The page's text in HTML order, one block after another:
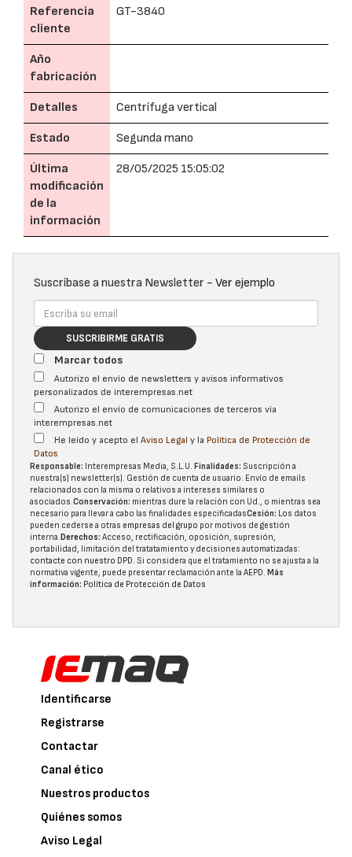
Referencia
cliente
GT-3840
Año
fabricación
Detalles Centrífuga vertical
Estado Segunda mano
Última
modificación
de la
información
28/05/2025 15:05:02
Suscríbase a nuestra Newsletter - Ver ejemplo
SUSCRIBIRME GRATIS
Marcar todos
Autorizo el envío de newsletters y avisos informativos
personalizados de interempresas.net
Autorizo el envío de comunicaciones de terceros vía
interempresas.net
He leído y acepto el Aviso Legal y la Política de Protección de
Datos
Responsable: Interempresas Media, S.L.U. Finalidades: Suscripción a
nuestra(s) newsletter(s). Gestión de cuenta de usuario. Envío de emails
relacionados con la misma o relativos a intereses similares o
asociados.Conservación: mientras dure la relación con Ud., o mientras sea
necesario para llevar a cabo las finalidades especificadasCesión: Los datos
pueden cederse a otras empresas del grupo por motivos de gestión
interna.Derechos: Acceso, rectificación, oposición, supresión,
portabilidad, limitación del tratatamiento y decisiones automatizadas:
contacte con nuestro DPD. Si considera que el tratamiento no se ajusta a la
normativa vigente, puede presentar reclamación ante la AEPD. Más
información: Política de Protección de Datos
Identificarse
Registrarse
Contactar
Canal ético
Nuestros productos
Quiénes somos
Aviso Legal